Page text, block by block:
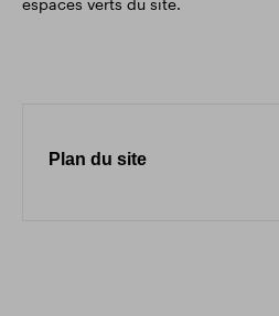
espaces verts du site.
Plan du site